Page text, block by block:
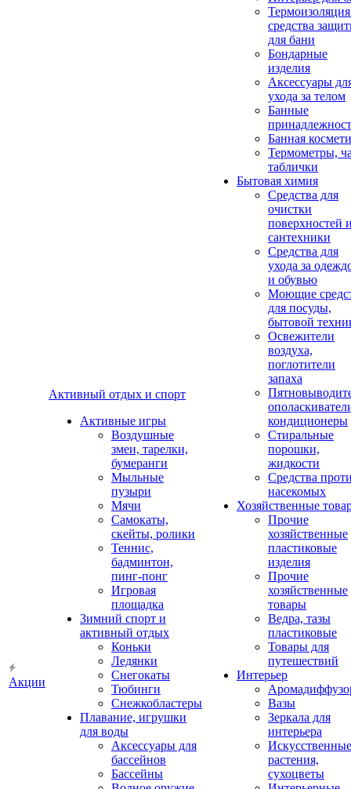
Акции
Активный отдых и спорт
Активные игры
Воздушные
змеи, тарелки,
бумеранги
Мыльные
пузыри
Мячи
Самокаты,
скейты, ролики
Теннис,
бадминтон,
пинг-понг
Игровая
площадка
Зимний спорт и
активный отдых
Коньки
Ледянки
Снегокаты
Тюбинги
Снежкобластеры
Плавание, игрушки
для воды
Аксессуары для
бассейнов
Бассейны
средства
для бани
Бондарные
изделия
Аксеcсуары
ухода за телом
Банные
Банная
Термометры,
таблички
Бытовая химия
Средства для
очистки
поверхностей
сантехники
Средства для
ухода за
и обувью
Моющие
для посуды,
бытовой
Освежители
воздуха,
поглотители
запаха
кондиционеры
Стиральные
порошки,
жидкости
Средства
насекомых
Хозяйственные
Прочие
хозяйственные
пластиковые
изделия
Прочие
хозяйственные
товары
Ведра, тазы
пластиковые
Товары для
путешествий
Интерьер
Вазы
Зеркала для
интерьера
Искусственные
растения,
сухоцветы